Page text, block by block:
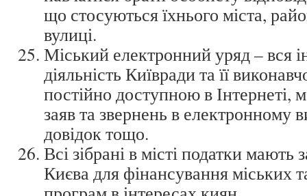
що стосуються їхнього міста,
вулиці.
Міський електронний уряд – вся
діяльність Київради та її
постійно доступною в Інтернеті,
заяв та звернень в електронному
довідок тощо.
Всі зібрані в місті податки
Києва для фінансування міських